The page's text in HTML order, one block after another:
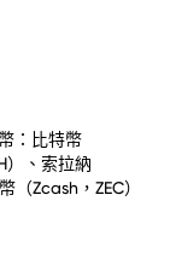
：比特幣
）、索拉納
（Zcash，ZEC）